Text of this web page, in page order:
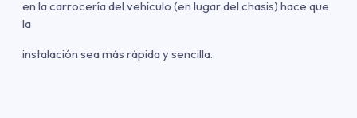
en la carrocería del vehículo (en lugar del chasis) hace que
la
instalación sea más rápida y sencilla.